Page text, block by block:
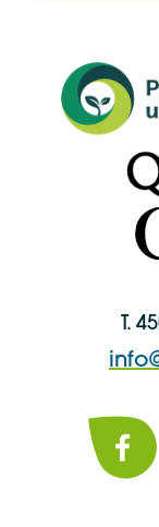
T.